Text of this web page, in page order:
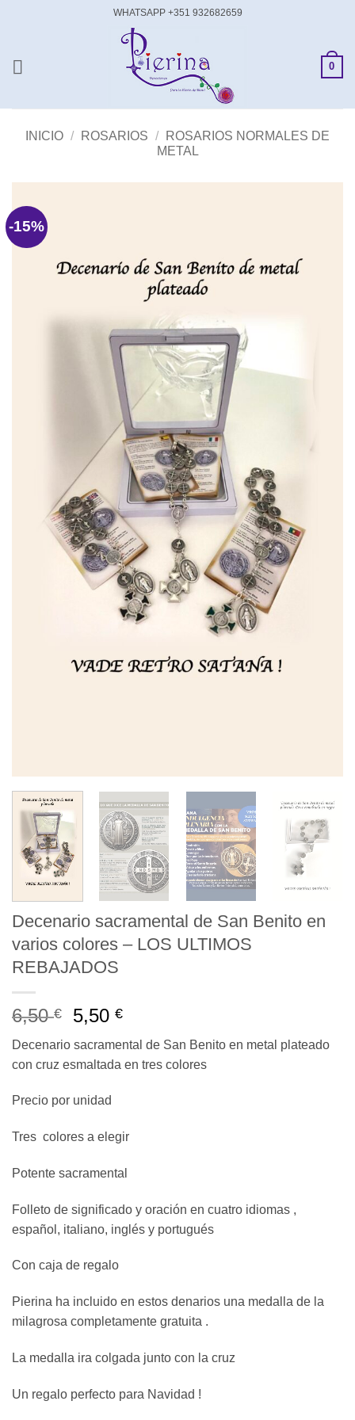
WHATSAPP +351 932682659
0
INICIO / ROSARIOS /
ROSARIOS NORMALES DE
METAL
-15%
Decenario sacramental de San Benito en
varios colores – LOS ULTIMOS
REBAJADOS
6,50€
El
original
era:
6,50 €.
5,50€El
actual
es:
Decenario sacramental de San Benito en metal plateado
con cruz esmaltada en tres colores
Precio por unidad
Tres colores a elegir
Potente sacramental
Folleto de significado y oración en cuatro idiomas ,
español, italiano, inglés y portugués
Con caja de regalo
Pierina ha incluido en estos denarios una medalla de la
milagrosa completamente gratuita .
La medalla ira colgada junto con la cruz
Un regalo perfecto para Navidad !